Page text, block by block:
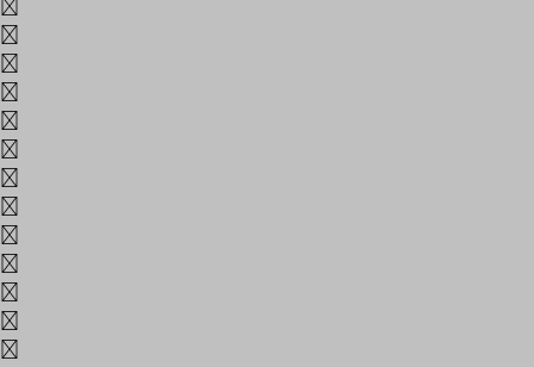
a
b
c
d
e
f
g
h
i
j
k
l
m